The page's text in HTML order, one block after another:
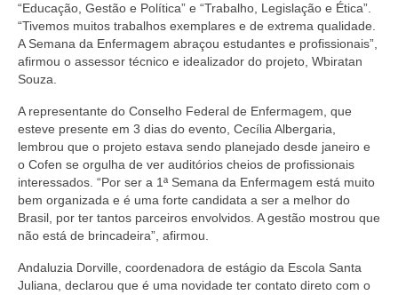
Decisões
Portarias
Desagravo Público
Processos Éticos
Censura Pública
Suspensão do Exercício Profissional
Para Você
“Educação, Gestão e Política” e “Trabalho, Legislação e Ética”.
“Tivemos muitos trabalhos exemplares e de extrema qualidade.
A Semana da Enfermagem abraçou estudantes e profissionais”,
afirmou o assessor técnico e idealizador do projeto, Wbiratan
Souza.
A representante do Conselho Federal de Enfermagem, que
esteve presente em 3 dias do evento, Cecília Albergaria,
lembrou que o projeto estava sendo planejado desde janeiro e
o Cofen se orgulha de ver auditórios cheios de profissionais
interessados. “Por ser a 1ª Semana da Enfermagem está muito
bem organizada e é uma forte candidata a ser a melhor do
Brasil, por ter tantos parceiros envolvidos. A gestão mostrou que
não está de brincadeira”, afirmou.
Andaluzia Dorville, coordenadora de estágio da Escola Santa
Juliana, declarou que é uma novidade ter contato direto com o